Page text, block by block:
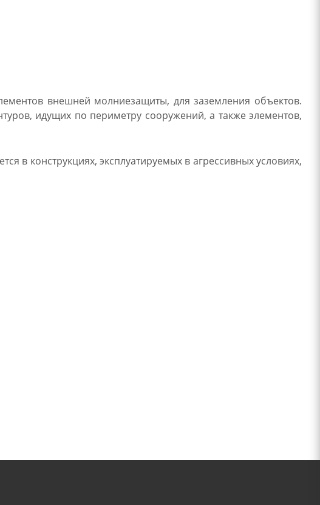
внешней молниезащиты, для заземления объектов.
идущих по периметру сооружений, а также элементов,
в конструкциях, эксплуатируемых в агрессивных условиях,